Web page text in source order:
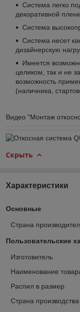
Система легко
декоративной
Система
Система несет
дизайнерскую
Имеется
целиком, так и не
возможность
(наличника,
Видео "Монтаж
Скрыть
Характеристики
Основные
Страна
Пользовательские
Изготовитель
Наименование
Распил в размер
Страна производства